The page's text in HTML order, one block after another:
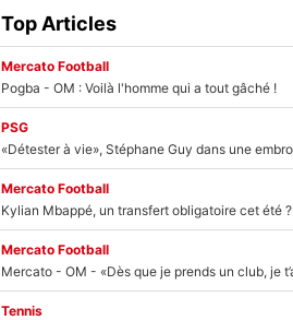
Top Articles
Mercato Football
Pogba - OM : Voilà l'homme qui a tout gâché !
PSG
Mercato Football
Kylian Mbappé, un transfert obligatoire cet été ?
Mercato Football
Tennis